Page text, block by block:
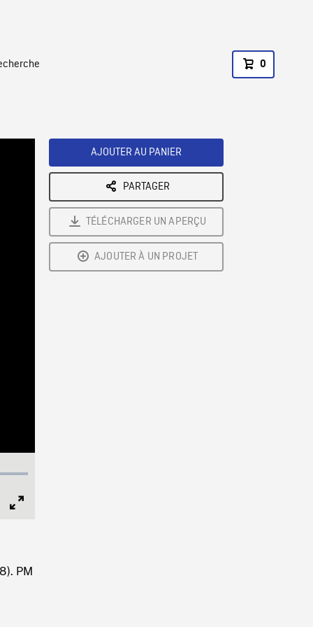
0
PM
AJOUTER AU PANIER
PARTAGER
TÉLÉCHARGER UN APERÇU
AJOUTER À UN PROJET